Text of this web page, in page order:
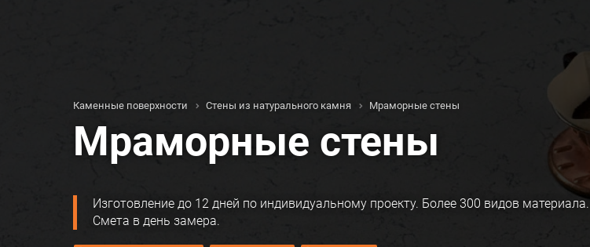
Каменные поверхности Стены из натурального камня Мраморные стены
Мраморные стены
Изготовление до 12 дней по индивидуальному проекту. Более 300 видов материала.
Смета в день замера.